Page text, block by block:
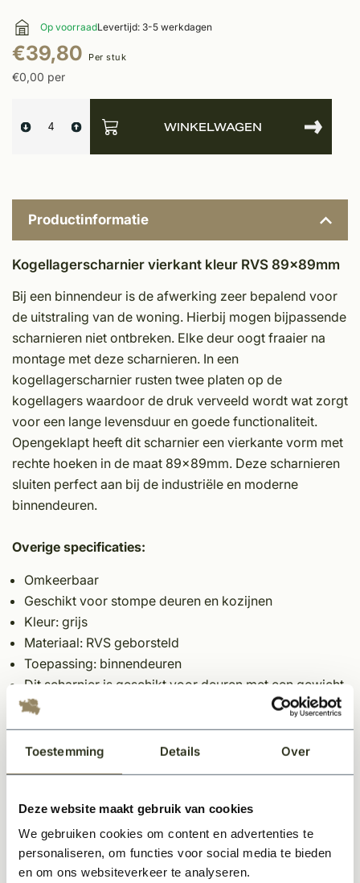
Toestemming Details Over
Deze website maakt gebruik van cookies
We gebruiken cookies om content en advertenties te
personaliseren, om functies voor social media te bieden
en om ons websiteverkeer te analyseren.
Op voorraadLevertijd: 3-5 werkdagen
€39,80 Per stuk
€0,00 per
WINKELWAGEN
Productinformatie
Kogellagerscharnier vierkant kleur RVS 89x89mm
Bij een binnendeur is de afwerking zeer bepalend voor
de uitstraling van de woning. Hierbij mogen bijpassende
scharnieren niet ontbreken. Elke deur oogt fraaier na
mon­tage met deze scharnieren. In een
kogellagerscharnier rusten twee platen op de
kogellagers waardoor de druk verveeld wordt wat zorgt
voor een lange levensduur en goede functionaliteit.
Opengeklapt heeft dit scharnier een vierkante vorm met
rechte hoeken in de maat 89x89mm. Deze scharnieren
sluiten perfect aan bij de industriële en moderne
binnendeuren.
Overige specificaties:
Omkeerbaar
Geschikt voor stompe deuren en kozijnen
Kleur: grijs
Materiaal: RVS geborsteld
Toepassing: binnendeuren
Dit scharnier is geschikt voor deuren met een gewicht
tot 70 kilo.
Zowel links- als rechtsdraaiend toe­pas­baar
Voor mon­tage zijn speciale freesmallen verkrijgbaar
Het aantal benodigde scharnieren hangt af van de
deurmaat en het gewicht van de deur.